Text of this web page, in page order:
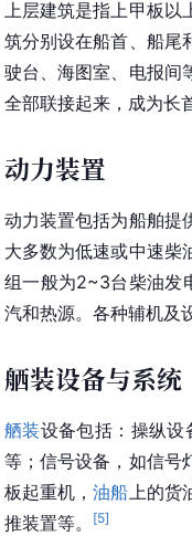
上层建筑是指上甲板
筑分别设在船首、船尾
驶台、海图室、电报间
全部联接起来，成为长
动力装置
动力装置包括为船舶提
大多数为低速或中速柴
组一般为2~3台柴油发
汽和热源。各种辅机及
舾装设备与系统
舾装设备包括：操纵
等；信号设备，如信号
板起重机，油船上的货
推装置等。
[5]